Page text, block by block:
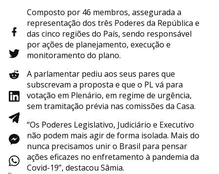
Composto por 46 membros, assegurada a
representação dos três Poderes da República e
das cinco regiões do País, sendo responsável
por ações de planejamento, execução e
monitoramento do plano.
A parlamentar pediu aos seus pares que
subscrevam a proposta e que o PL vá para
votação em Plenário, em regime de urgência,
sem tramitação prévia nas comissões da Casa.
“Os Poderes Legislativo, Judiciário e Executivo
não podem mais agir de forma isolada. Mais do
nunca precisamos unir o Brasil para pensar
ações eficazes no enfretamento à pandemia da
Covid-19”, destacou Sâmia.